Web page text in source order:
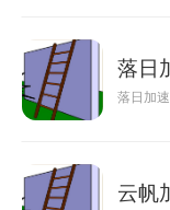
落日
落日加
云帆